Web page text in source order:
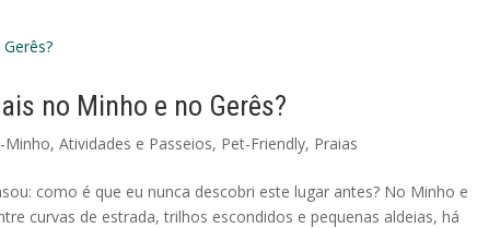
no Minho e no Gerês?
Minho,Atividades e Passeios, Pet-Friendly, Praias
como é que eu nunca descobri este lugar antes? No Minho e
curvas de estrada, trilhos escondidos e pequenas aldeias, há